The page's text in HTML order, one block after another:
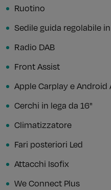
Ruotino
Sedile guida regolabile
Radio DAB
Front Assist
Apple Carplay e Android
Cerchi in lega da 16"
Climatizzatore
Fari posteriori Led
Attacchi Isofix
We Connect Plus